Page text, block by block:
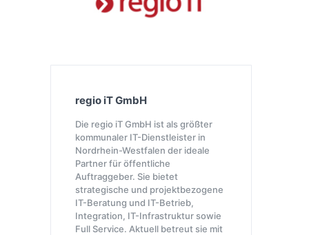
regio iT GmbH
Die regio iT GmbH ist als größter
kommunaler IT-Dienstleister in
Nordrhein-Westfalen der ideale
Partner für öffentliche
Auftraggeber. Sie bietet
strategische und projektbezogene
IT-Beratung und IT-Betrieb,
Integration, IT-Infrastruktur sowie
Full Service. Aktuell betreut sie mit